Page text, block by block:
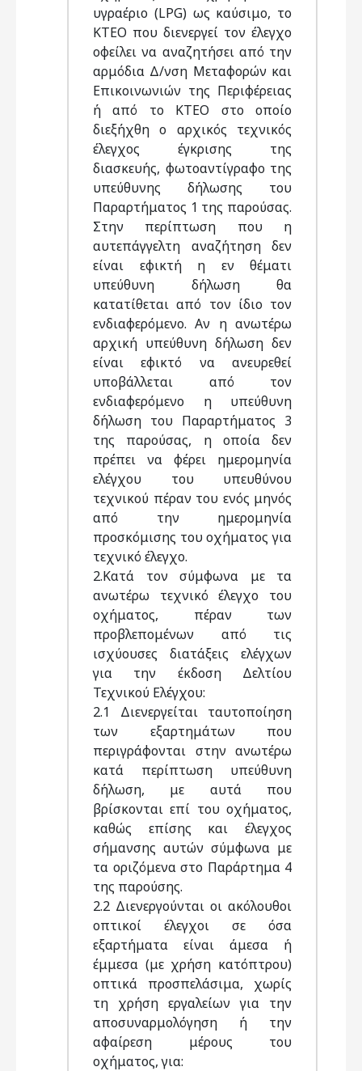
υγραέριο (LPG) ως καύσιμο, το
ΚΤΕΟ που διενεργεί τον έλεγχο
οφείλει να αναζητήσει από την
αρμόδια Δ/νση Μεταφορών και
Επικοινωνιών της Περιφέρειας
ή από το ΚΤΕΟ στο οποίο
διεξήχθη ο αρχικός τεχνικός
έλεγχος έγκρισης της
διασκευής, φωτοαντίγραφο της
υπεύθυνης δήλωσης του
Παραρτήματος 1 της παρούσας.
Στην περίπτωση που η
αυτεπάγγελτη αναζήτηση δεν
είναι εφικτή η εν θέματι
υπεύθυνη δήλωση θα
κατατίθεται από τον ίδιο τον
ενδιαφερόμενο. Αν η ανωτέρω
αρχική υπεύθυνη δήλωση δεν
είναι εφικτό να ανευρεθεί
υποβάλλεται από τον
ενδιαφερόμενο η υπεύθυνη
δήλωση του Παραρτήματος 3
της παρούσας, η οποία δεν
πρέπει να φέρει ημερομηνία
ελέγχου του υπευθύνου
τεχνικού πέραν του ενός μηνός
από την ημερομηνία
προσκόμισης του οχήματος για
τεχνικό έλεγχο.
2.Κατά τον σύμφωνα με τα
ανωτέρω τεχνικό έλεγχο του
οχήματος, πέραν των
προβλεπομένων από τις
ισχύουσες διατάξεις ελέγχων
για την έκδοση Δελτίου
Τεχνικού Ελέγχου:
2.1 Διενεργείται ταυτοποίηση
των εξαρτημάτων που
περιγράφονται στην ανωτέρω
κατά περίπτωση υπεύθυνη
δήλωση, με αυτά που
βρίσκονται επί του οχήματος,
καθώς επίσης και έλεγχος
σήμανσης αυτών σύμφωνα με
τα οριζόμενα στο Παράρτημα 4
της παρούσης.
2.2 Διενεργούνται οι ακόλουθοι
οπτικοί έλεγχοι σε όσα
εξαρτήματα είναι άμεσα ή
έμμεσα (με χρήση κατόπτρου)
οπτικά προσπελάσιμα, χωρίς
τη χρήση εργαλείων για την
αποσυναρμολόγηση ή την
αφαίρεση μέρους του
οχήματος, για: